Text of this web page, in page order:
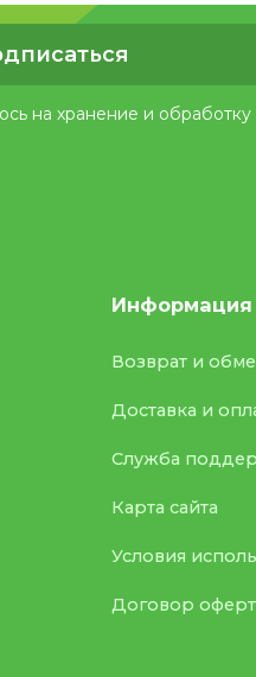
на хранение и обработку
Информация
Возврат и
Доставка и
Служба
Карта сайта
Условия
Договор